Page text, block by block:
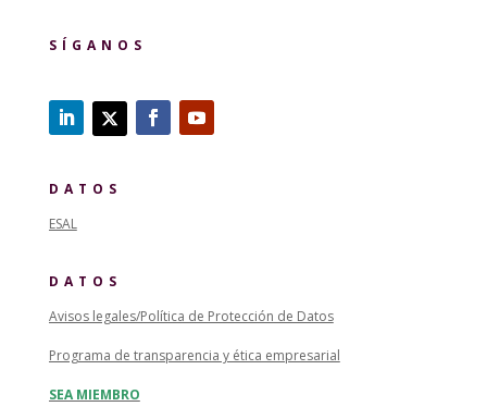
SÍGANOS
DATOS
ESAL
DATOS
Avisos legales/Política de Protección de Datos
Programa de transparencia y ética empresarial
SEA MIEMBRO